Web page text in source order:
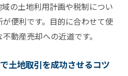
の土地利用計画や税制につい
便利です。目的に合わせて使
動産売却への近道です。
土地取引を成功させるコツ